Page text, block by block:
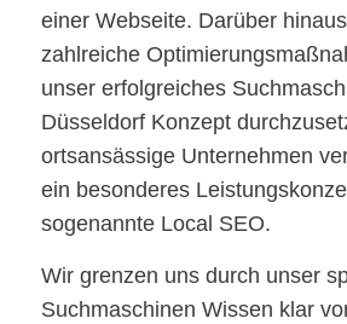
einer Webseite. Darüber
zahlreiche
unser erfolgreiches
Düsseldorf Konzept
ortsansässige Unternehmen
ein besonderes
sogenannte Local SEO.
Wir grenzen uns durch unser
Suchmaschinen Wissen klar